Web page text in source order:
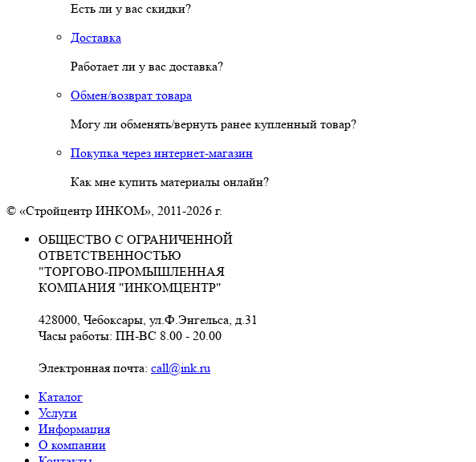
Есть ли у вас скидки?
Доставка
Работает ли у вас доставка?
Обмен/возврат товара
Могу ли обменять/вернуть ранее купленный товар?
Покупка через интернет-магазин
Как мне купить материалы онлайн?
© «Стройцентр ИНКОМ», 2011-2026 г.
ОБЩЕСТВО С ОГРАНИЧЕННОЙ
ОТВЕТСТВЕННОСТЬЮ
"ТОРГОВО-ПРОМЫШЛЕННАЯ
КОМПАНИЯ "ИНКОМЦЕНТР"
428000, Чебоксары, ул.Ф.Энгельса, д.31
Часы работы: ПН-ВС 8.00 - 20.00
Электронная почта: call@ink.ru
Каталог
Услуги
Информация
О компании